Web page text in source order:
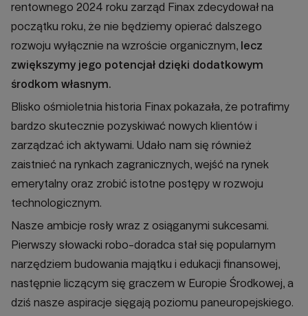
rentownego 2024 roku zarząd Finax zdecydował na
początku roku, że nie będziemy opierać dalszego
rozwoju wyłącznie na wzroście organicznym, lecz
zwiększymy jego potencjał dzięki dodatkowym
środkom własnym.
Blisko ośmioletnia historia Finax pokazała, że potrafimy
bardzo skutecznie pozyskiwać nowych klientów i
zarządzać ich aktywami. Udało nam się również
zaistnieć na rynkach zagranicznych, wejść na rynek
emerytalny oraz zrobić istotne postępy w rozwoju
technologicznym.
Nasze ambicje rosły wraz z osiąganymi sukcesami.
Pierwszy słowacki robo-doradca stał się popularnym
narzędziem budowania majątku i edukacji finansowej,
następnie liczącym się graczem w Europie Środkowej, a
dziś nasze aspiracje sięgają poziomu paneuropejskiego.